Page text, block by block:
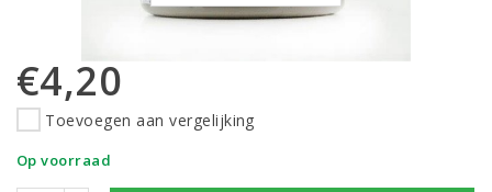
€4,20
Toevoegen aan vergelijking
Op voorraad